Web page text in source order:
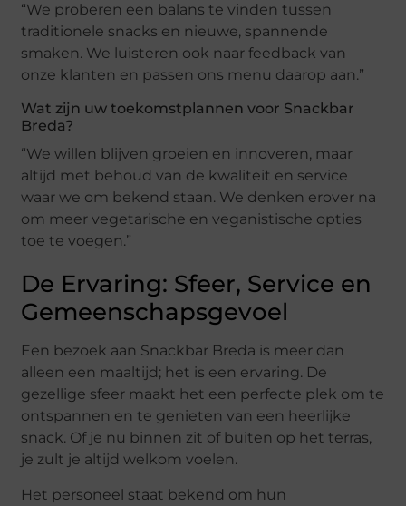
“We proberen een balans te vinden tussen
traditionele snacks en nieuwe, spannende
smaken. We luisteren ook naar feedback van
onze klanten en passen ons menu daarop aan.”
Wat zijn uw toekomstplannen voor Snackbar
Breda?
“We willen blijven groeien en innoveren, maar
altijd met behoud van de kwaliteit en service
waar we om bekend staan. We denken erover na
om meer vegetarische en veganistische opties
toe te voegen.”
De Ervaring: Sfeer, Service en
Gemeenschapsgevoel
Een bezoek aan Snackbar Breda is meer dan
alleen een maaltijd; het is een ervaring. De
gezellige sfeer maakt het een perfecte plek om te
ontspannen en te genieten van een heerlijke
snack. Of je nu binnen zit of buiten op het terras,
je zult je altijd welkom voelen.
Het personeel staat bekend om hun